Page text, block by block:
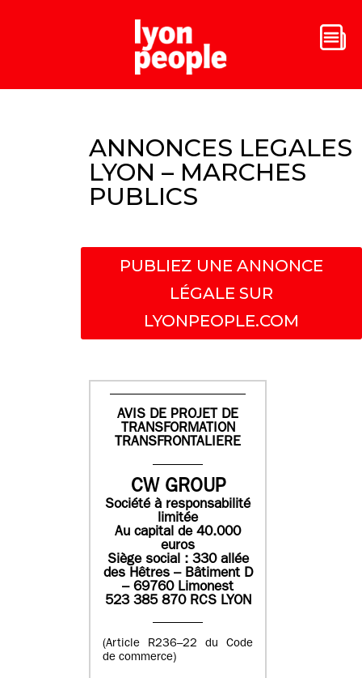
ANNONCES LEGALES
LYON – MARCHES
PUBLICS
PUBLIEZ UNE ANNONCE
LÉGALE SUR
LYONPEOPLE.COM
AVIS DE PROJET DE
TRANSFORMATION
TRANSFRONTALIERE
CW GROUP
Société à responsabilité
limitée
Au capital de 40.000
euros
Siège social : 330 allée
des Hêtres – Bâtiment D
– 69760 Limonest
523 385 870 RCS LYON
(Article R236–22 du Code
de commerce)